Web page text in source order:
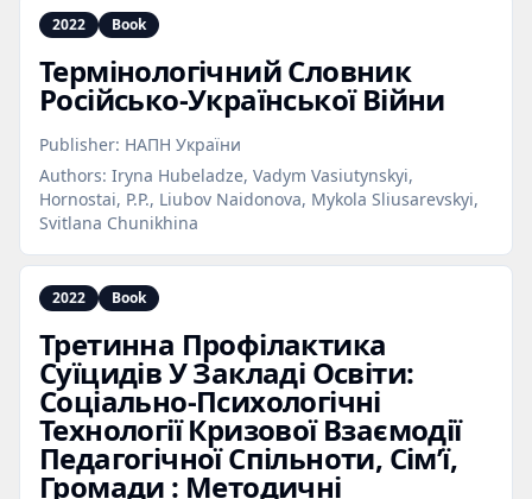
2022 Book
Термінологічний Словник
Російсько‑Української Війни
Publisher: НАПН України
Authors: Iryna Hubeladze, Vadym Vasiutynskyi,
Hornostai, P.P., Liubov Naidonova, Mykola Sliusarevskyi,
Svitlana Chunikhina
2022 Book
Третинна Профілактика
Суїцидів У Закладі Освіти:
Соціально‑Психологічні
Технології Кризової Взаємодії
Педагогічної Спільноти, Сім’ї,
Громади : Методичні